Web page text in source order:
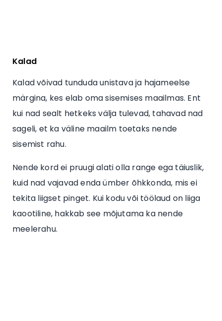
Kalad
Kalad võivad tunduda unistava ja hajameelse
märgina, kes elab oma sisemises maailmas. Ent
kui nad sealt hetkeks välja tulevad, tahavad nad
sageli, et ka väline maailm toetaks nende
sisemist rahu.
Nende kord ei pruugi alati olla range ega täiuslik,
kuid nad vajavad enda ümber õhkkonda, mis ei
tekita liigset pinget. Kui kodu või töölaud on liiga
kaootiline, hakkab see mõjutama ka nende
meelerahu.